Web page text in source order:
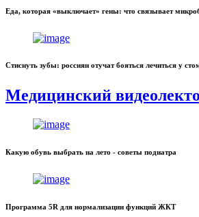
Еда, которая «выключает» гены: что связывает
Стиснуть зубы: россиян отучат бояться лечиться у
Медицинский
Какую обувь выбрать на лето - советы подиатра
Программа 5R для нормализации функций ЖКТ